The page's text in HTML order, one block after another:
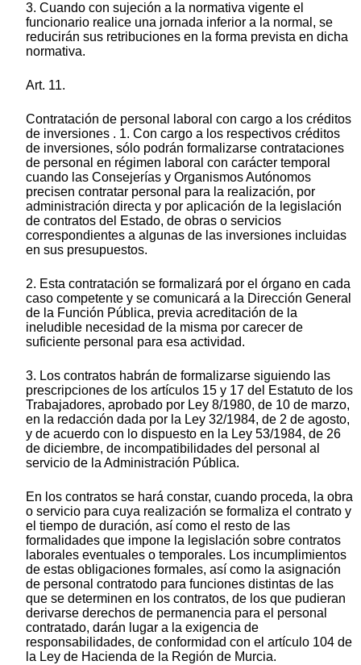
3. Cuando con sujeción a la normativa vigente el
funcionario realice una jornada inferior a la normal, se
reducirán sus retribuciones en la forma prevista en dicha
normativa.
Art. 11.
Contratación de personal laboral con cargo a los créditos
de inversiones . 1. Con cargo a los respectivos créditos
de inversiones, sólo podrán formalizarse contrataciones
de personal en régimen laboral con carácter temporal
cuando las Consejerías y Organismos Autónomos
precisen contratar personal para la realización, por
administración directa y por aplicación de la legislación
de contratos del Estado, de obras o servicios
correspondientes a algunas de las inversiones incluidas
en sus presupuestos.
2. Esta contratación se formalizará por el órgano en cada
caso competente y se comunicará a la Dirección General
de la Función Pública, previa acreditación de la
ineludible necesidad de la misma por carecer de
suficiente personal para esa actividad.
3. Los contratos habrán de formalizarse siguiendo las
prescripciones de los artículos 15 y 17 del Estatuto de los
Trabajadores, aprobado por Ley 8/1980, de 10 de marzo,
en la redacción dada por la Ley 32/1984, de 2 de agosto,
y de acuerdo con lo dispuesto en la Ley 53/1984, de 26
de diciembre, de incompatibilidades del personal al
servicio de la Administración Pública.
En los contratos se hará constar, cuando proceda, la obra
o servicio para cuya realización se formaliza el contrato y
el tiempo de duración, así como el resto de las
formalidades que impone la legislación sobre contratos
laborales eventuales o temporales. Los incumplimientos
de estas obligaciones formales, así como la asignación
de personal contratodo para funciones distintas de las
que se determinen en los contratos, de los que pudieran
derivarse derechos de permanencia para el personal
contratado, darán lugar a la exigencia de
responsabilidades, de conformidad con el artículo 104 de
la Ley de Hacienda de la Región de Murcia.